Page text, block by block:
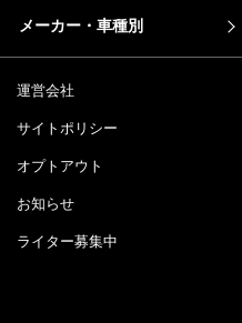
メーカー・車種別
運営会社
サイトポリシー
オプトアウト
お知らせ
ライター募集中